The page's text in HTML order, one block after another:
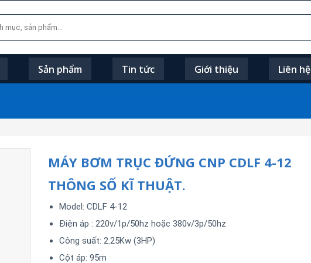
Sản phẩm Tin tức Giới thiệu Liên hệ
MÁY BƠM TRỤC ĐỨNG CNP CDLF 4-12
THÔNG SỐ KĨ THUẬT.
Model: CDLF 4-12
Điện áp : 220v/1p/50hz hoặc 380v/3p/50hz
Công suất: 2.25Kw (3HP)
Cột áp: 95m